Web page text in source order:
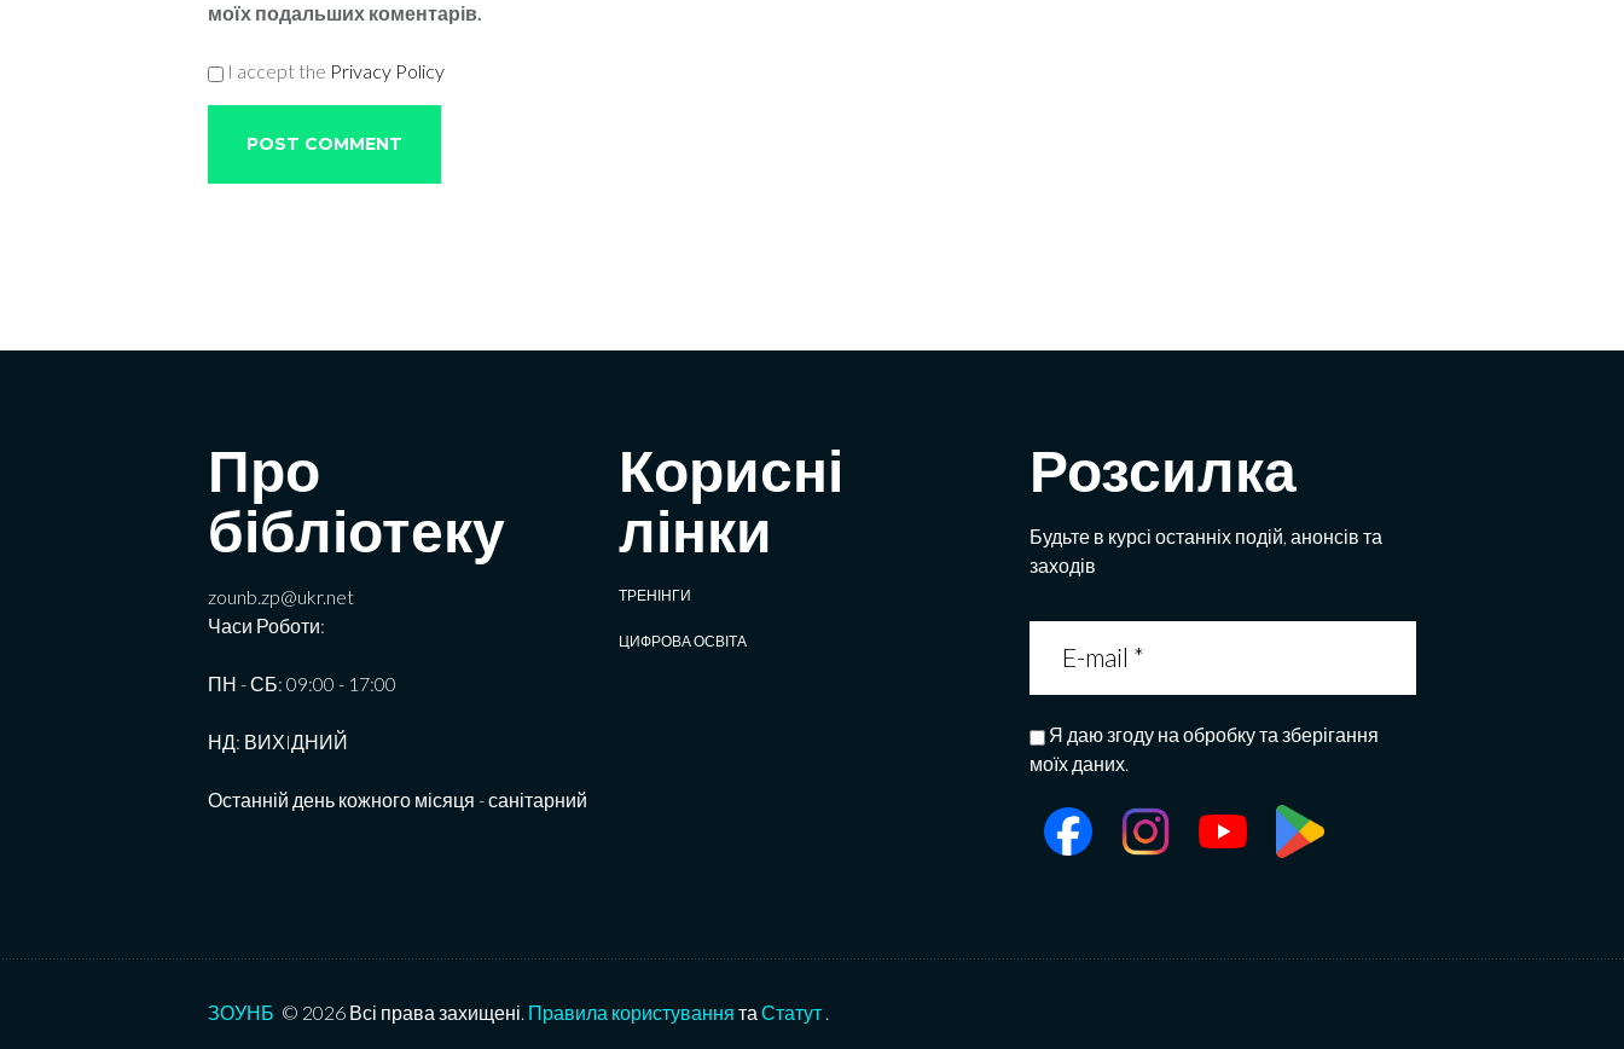
моїх подальших коментарів.
I accept the Privacy Policy
Про
бібліотеку
zounb.zp@ukr.net
Часи Роботи:
ПН - СБ: 09:00 - 17:00
НД: ВИХIДНИЙ
Останній день кожного місяця - санітарний
Корисні
лінки
ТРЕНІНГИ
ЦИФРОВА ОСВІТА
Розсилка
Будьте в курсі останніх подій, анонсів та
заходів
Я даю згоду на обробку та зберігання
моїх даних.
ЗОУНБ © 2026 Всі права захищені. Правила користування та Статут .